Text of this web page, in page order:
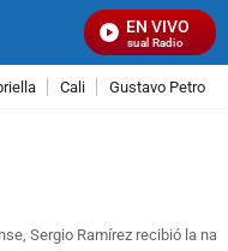
EN VIVO
Señal Visual Radio
Cali Gustavo Petro
Sergio Ramírez recibió la